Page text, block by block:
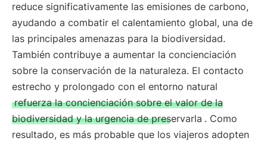
reduce significativamente las emisiones de carbono,
ayudando a combatir el calentamiento global, una de
las principales amenazas para la biodiversidad.
También contribuye a aumentar la concienciación
sobre la conservación de la naturaleza. El contacto
estrecho y prolongado con el entorno natural
refuerza la concienciación sobre el valor de la
biodiversidad y la urgencia de preservarla . Como
resultado, es más probable que los viajeros adopten